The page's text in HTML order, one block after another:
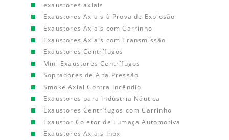
exaustores axiais
Exaustores Axiais à Prova de Explosão
Exaustores Axiais com Carrinho
Exaustores Axiais com Transmissão
Exaustores Centrífugos
Mini Exaustores Centrífugos
Sopradores de Alta Pressão
Smoke Axial Contra Incêndio
Exaustores para Indústria Náutica
Exaustores Centrífugos com Carrinho
Exaustor Coletor de Fumaça Automotiva
Exaustores Axiais Inox